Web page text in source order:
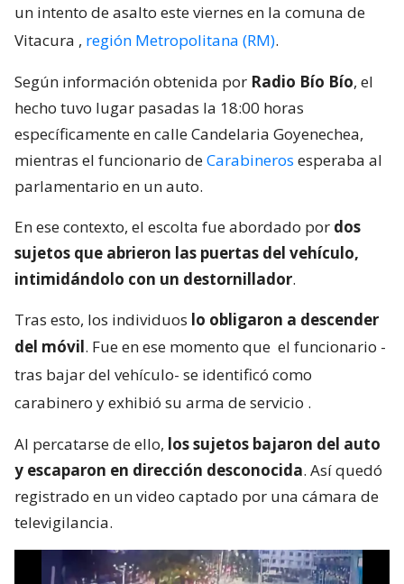
un intento de asalto este viernes en la comuna de
Vitacura , región Metropolitana (RM).
Según información obtenida por Radio Bío Bío, el
hecho tuvo lugar pasadas la 18:00 horas
específicamente en calle Candelaria Goyenechea,
mientras el funcionario deCarabineros esperaba al
parlamentario en un auto.
En ese contexto, el escolta fue abordado por dos
sujetos que abrieron las puertas del vehículo,
intimidándolo con un destornillador.
Tras esto, los individuos lo obligaron a descender
del móvil. Fue en ese momento que el funcionario -
tras bajar del vehículo- se identificó como
carabinero y exhibió su arma de servicio .
Al percatarse de ello, los sujetos bajaron del auto
y escaparon en dirección desconocida. Así quedó
registrado en un video captado por una cámara de
televigilancia.